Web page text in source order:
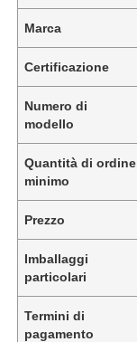
Marca
Certificazione
Numero di
modello
Quantità di ordine
minimo
Prezzo
Imballaggi
particolari
Termini di
pagamento